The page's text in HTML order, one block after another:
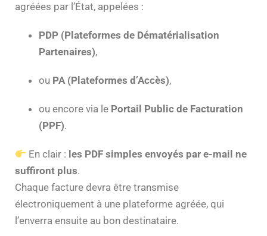
agréées par l’État, appelées :
PDP (Plateformes de Dématérialisation
Partenaires),
ou PA (Plateformes d’Accès),
ou encore via le Portail Public de Facturation
(PPF).
En clair : les PDF simples envoyés par e-mail ne
suffiront plus.
Chaque facture devra être transmise
électroniquement à une plateforme agréée, qui
l’enverra ensuite au bon destinataire.